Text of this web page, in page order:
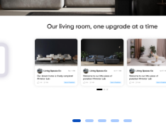
0 1 2 3 4